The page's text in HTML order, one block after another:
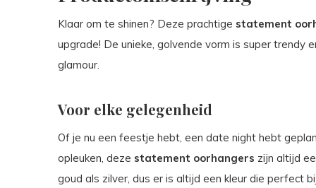
Klaar om te shinen? Deze prachtige statement
upgrade! De unieke, golvende vorm is super trendy
glamour.
Voor elke gelegenheid
Of je nu een feestje hebt, een date night hebt
opleuken, deze statement oorhangers zijn altijd
goud als zilver, dus er is altijd een kleur die perfect